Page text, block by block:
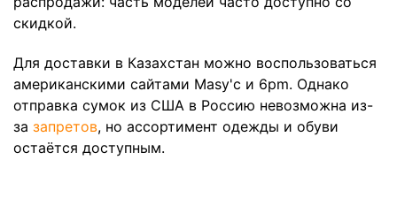
скидкой.
Для доставки в Казахстан можно воспользоваться
американскими сайтами Masy'c и 6pm. Однако
отправка сумок из США в Россию невозможна из-
за запретов, но ассортимент одежды и обуви
остаётся доступным.